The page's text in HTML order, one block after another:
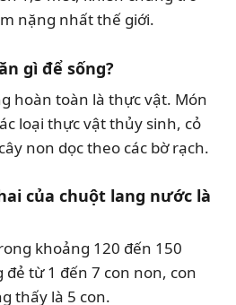
nặng nhất thế giới.
gì để sống?
hoàn toàn là thực vật. Món
loại thực vật thủy sinh, cỏ
non dọc theo các bờ rạch.
của chuột lang nước là
khoảng 120 đến 150
đẻ từ 1 đến 7 con non, con
thấy là 5 con.